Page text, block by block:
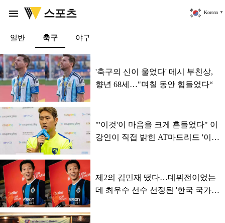
menu
위
키
리
스포츠 Korean ▼
일반 축구 야구
1
of
3
스
포
츠
축
구
사
목
록
'축구의 신이 울었다' 메시 부친상,
향년 68세…"며칠 동안 힘들었다“
"'이것'이 마음을 크게 흔들었다" 이
강인이 직접 밝힌 AT마드리드 '이적
제2의 김민재 떴다…데뷔전이었는
데 최우수 선수 선정된 '한국 국가대